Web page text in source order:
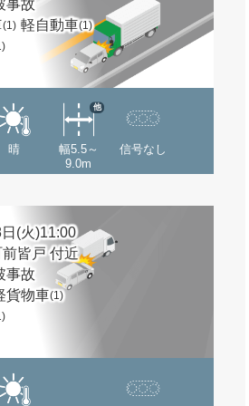
事故
(1) 軽自動車(1)
晴
幅5.5～
9.0m
他
信号なし
(火)11:00
皆戸 付近
事故
貨物車(1)